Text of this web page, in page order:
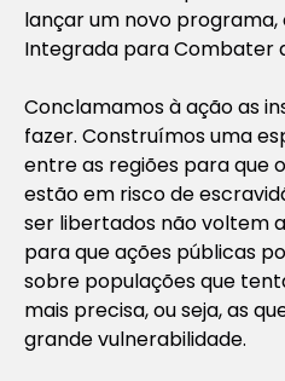
lançar um novo programa,
Integrada para Combater
Conclamamos à ação as
fazer. Construímos uma
entre as regiões para que
estão em risco de
ser libertados não voltem
para que ações públicas
sobre populações que
mais precisa, ou seja, as
grande vulnerabilidade.